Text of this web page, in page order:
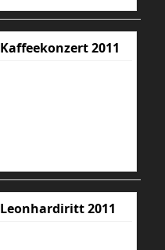
Kaffeekonzert 2011
Leonhardiritt 2011